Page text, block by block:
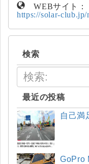
WEBサイト：
https://solar-club.jp/
検索
最近の投稿
自己満
GoPro